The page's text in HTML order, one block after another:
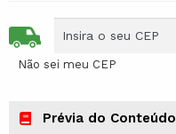
Não sei meu CEP
Prévia do Conteúdo